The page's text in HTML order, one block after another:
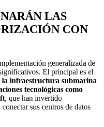
LAS
CON
generalizada de
El principal es el
infraestructura submarina
tecnológicas como
, que han invertido
sus centros de datos